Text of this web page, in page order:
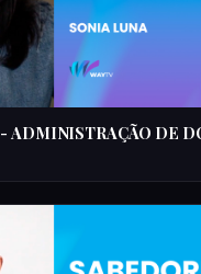
ADMINISTRAÇÃO DE